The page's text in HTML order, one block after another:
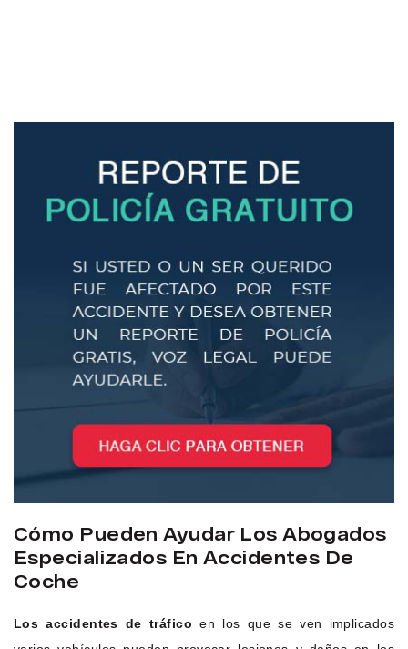
Cómo Pueden Ayudar Los Abogados
Especializados En Accidentes De
Coche
Los accidentes de tráfico en los que se ven implicados